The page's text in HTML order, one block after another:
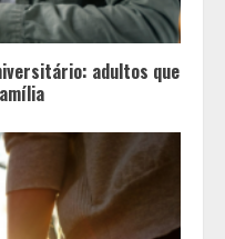
adultos que